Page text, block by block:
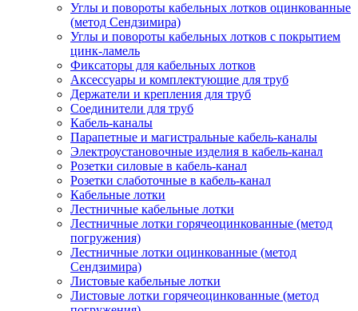
Углы и повороты кабельных лотков оцинкованные
(метод Сендзимира)
Углы и повороты кабельных лотков с покрытием
цинк-ламель
Фиксаторы для кабельных лотков
Аксессуары и комплектующие для труб
Держатели и крепления для труб
Соединители для труб
Кабель-каналы
Парапетные и магистральные кабель-каналы
Электроустановочные изделия в кабель-канал
Розетки силовые в кабель-канал
Розетки слаботочные в кабель-канал
Кабельные лотки
Лестничные кабельные лотки
Лестничные лотки горячеоцинкованные (метод
погружения)
Лестничные лотки оцинкованные (метод
Сендзимира)
Листовые кабельные лотки
Листовые лотки горячеоцинкованные (метод